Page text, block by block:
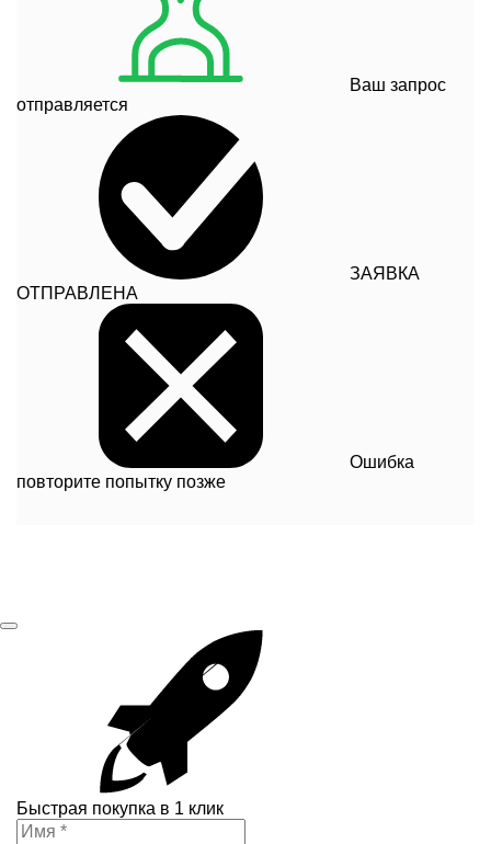
Ваш запрос
отправляется
ЗАЯВКА
ОТПРАВЛЕНА
Ошибка
повторите попытку позже
Быстрая покупка в 1 клик